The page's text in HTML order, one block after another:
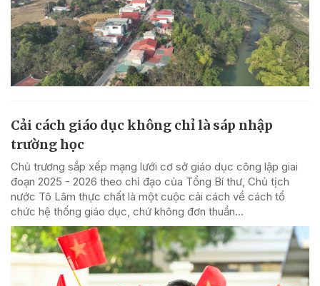
Cải cách giáo dục không chỉ là sáp nhập
trường học
Chủ trương sắp xếp mạng lưới cơ sở giáo dục công lập giai
đoạn 2025 - 2026 theo chỉ đạo của Tổng Bí thư, Chủ tịch
nước Tô Lâm thực chất là một cuộc cải cách về cách tổ
chức hệ thống giáo dục, chứ không đơn thuần...